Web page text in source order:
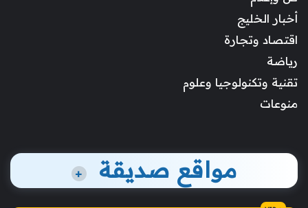
أخبار الخليج
اقتصاد وتجارة
رياضة
تقنية وتكنولوجيا وعلوم
منوعات
مواقع صديقة +